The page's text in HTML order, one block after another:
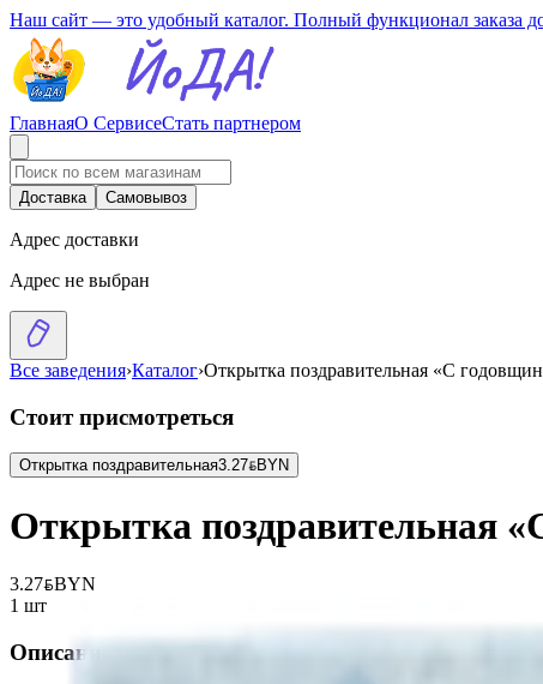
Наш сайт — это удобный каталог. Полный функционал заказа
ГлавнаяО СервисеСтать партнером
Доставка Самовывоз
Адрес доставки
Адрес не выбран
Все заведения›Каталог›Открытка поздравительная «С
Стоит присмотреться
Открытка поздравительная3.27BYNBYN
Открытка поздравительная
3.27BYNBYN
1 шт
Описание